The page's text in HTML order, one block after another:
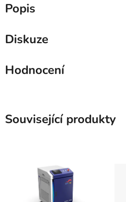
Popis
Diskuze
Hodnocení
Související produkty